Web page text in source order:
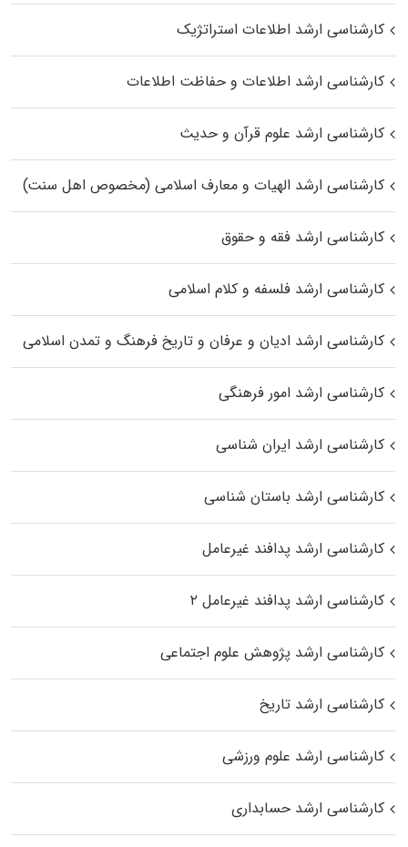
کارشناسی ارشد اطلاعات استراتژیک
کارشناسی ارشد اطلاعات و حفاظت اطلاعات
کارشناسی ارشد علوم قرآن و حدیث
کارشناسی ارشد الهیات و معارف اسلامی (مخصوص اهل سنت)
کارشناسی ارشد فقه و حقوق
کارشناسی ارشد فلسفه و کلام اسلامی
کارشناسی ارشد ادیان و عرفان و تاریخ فرهنگ و تمدن اسلامی
کارشناسی ارشد امور فرهنگی
کارشناسی ارشد ایران شناسی
کارشناسی ارشد باستان شناسی
کارشناسی ارشد پدافند غیرعامل
کارشناسی ارشد پدافند غیرعامل ۲
کارشناسی ارشد پژوهش علوم اجتماعی
کارشناسی ارشد تاریخ
کارشناسی ارشد علوم ورزشی
کارشناسی ارشد حسابداری